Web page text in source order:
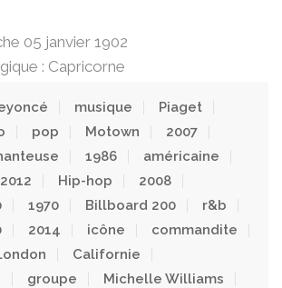
05 janvier 1902
: Capricorne
musique
Piaget
pop Motown
2007
1986
américaine
2012 Hip-hop
2008
1970 Billboard 200
r&b
2014 icône
commandite
Californie
groupe
Michelle Williams